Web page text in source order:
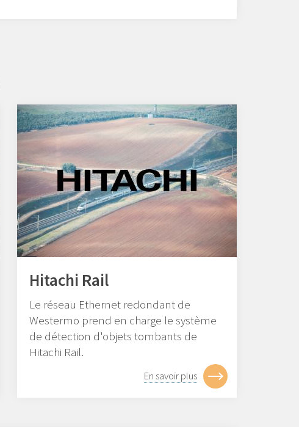
Hitachi Rail
Le réseau Ethernet redondant de
Westermo prend en charge le système
de détection d'objets tombants de
Hitachi Rail.
En savoir plus